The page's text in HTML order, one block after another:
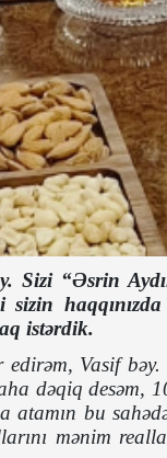
Sizi “Əsrin
sizin
istərdik.
Vasif
dəqiq desəm,
atamın bu
mənim